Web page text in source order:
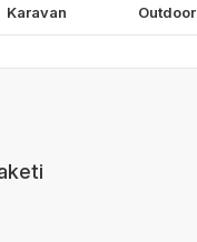
Karavan Outdoor